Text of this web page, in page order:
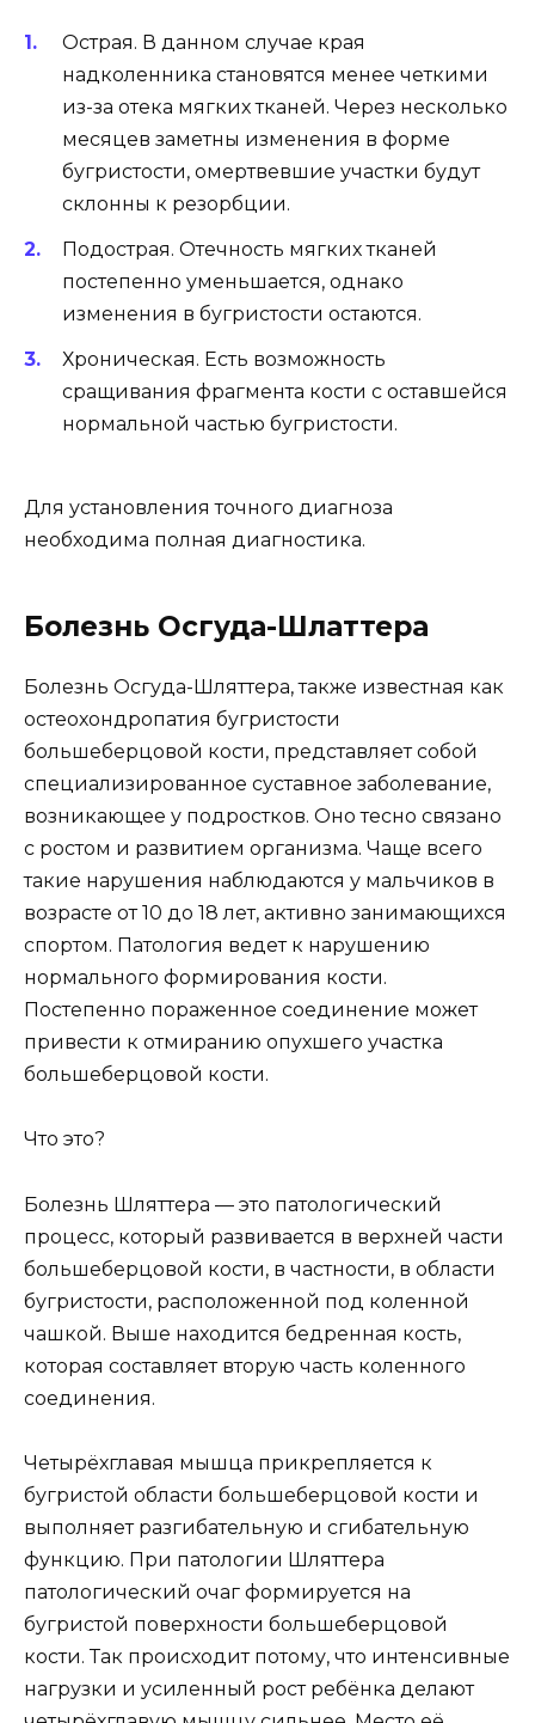
Острая. В данном случае края
надколенника становятся менее четкими
из-за отека мягких тканей. Через несколько
месяцев заметны изменения в форме
бугристости, омертвевшие участки будут
склонны к резорбции.
Подострая. Отечность мягких тканей
постепенно уменьшается, однако
изменения в бугристости остаются.
Хроническая. Есть возможность
сращивания фрагмента кости с оставшейся
нормальной частью бугристости.
Для установления точного диагноза
необходима полная диагностика.
Болезнь Осгуда-Шлаттера
Болезнь Осгуда-Шляттера, также известная как
остеохондропатия бугристости
большеберцовой кости, представляет собой
специализированное суставное заболевание,
возникающее у подростков. Оно тесно связано
с ростом и развитием организма. Чаще всего
такие нарушения наблюдаются у мальчиков в
возрасте от 10 до 18 лет, активно занимающихся
спортом. Патология ведет к нарушению
нормального формирования кости.
Постепенно пораженное соединение может
привести к отмиранию опухшего участка
большеберцовой кости.
Что это?
Болезнь Шляттера — это патологический
процесс, который развивается в верхней части
большеберцовой кости, в частности, в области
бугристости, расположенной под коленной
чашкой. Выше находится бедренная кость,
которая составляет вторую часть коленного
соединения.
Четырёхглавая мышца прикрепляется к
бугристой области большеберцовой кости и
выполняет разгибательную и сгибательную
функцию. При патологии Шляттера
патологический очаг формируется на
бугристой поверхности большеберцовой
кости. Так происходит потому, что интенсивные
нагрузки и усиленный рост ребёнка делают